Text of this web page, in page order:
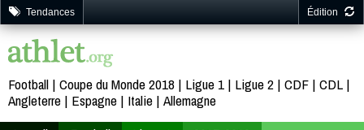
Tendances Édition
Football Coupe du Monde 2018 Ligue 1 Ligue 2 CDF CDL
Angleterre
Espagne Italie Allemagne